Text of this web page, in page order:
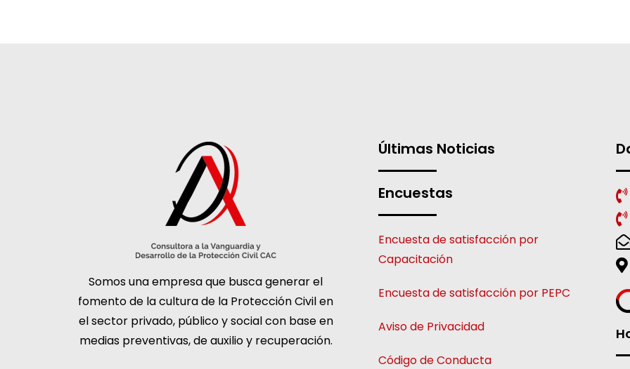
Somos una empresa que busca generar el
fomento de la cultura de la Protección Civil en
el sector privado, público y social con base en
medias preventivas, de auxilio y recuperación.
Últimas Noticias
Encuestas
Encuesta de satisfacción por
Capacitación
Encuesta de satisfacción por PEPC
Aviso de Privacidad
Código de Conducta